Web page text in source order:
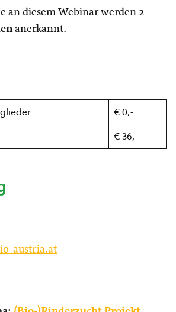
an diesem Webinar werden 2
anerkannt.
€ 0,-
€ 36,-
austria.at